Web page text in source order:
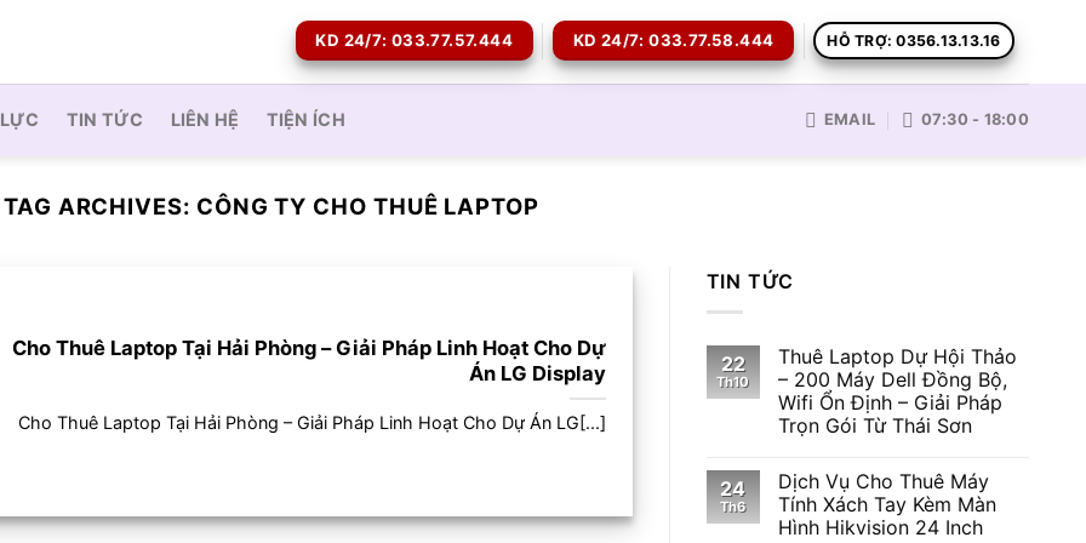
KD 24/7: 033.77.57.444 KD 24/7: 033.77.58.444 HỖ TRỢ: 0356.13.13.16
TIN TỨC LIÊN HỆ TIỆN ÍCH EMAIL 07:30 - 18:00
TAG ARCHIVES: CÔNG TY CHO THUÊ LAPTOP
Cho Thuê Laptop Tại Hải Phòng – Giải Pháp Linh Hoạt Cho Dự
Án LG Display
Cho Thuê Laptop Tại Hải Phòng – Giải Pháp Linh Hoạt Cho Dự Án LG[...]
TIN TỨC
22
Th10
Thuê Laptop Dự Hội Thảo
– 200 Máy Dell Đồng Bộ,
Wifi Ổn Định – Giải Pháp
Trọn Gói Từ Thái Sơn
24
Th6
Dịch Vụ Cho Thuê Máy
Tính Xách Tay Kèm Màn
Hình Hikvision 24 Inch